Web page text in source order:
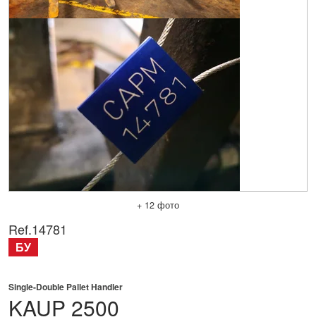
+ 12 фото
KAUP 2500
Single-Double Pallet Handler
Ref.14781
БУ